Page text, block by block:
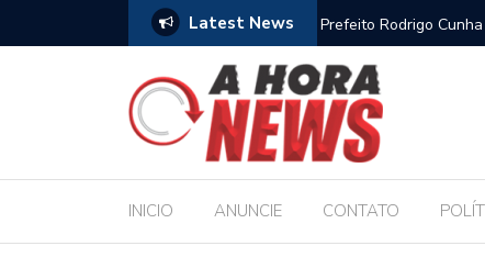
Latest News
escolares e sanciona jornada de 30 horas
Escola Massa
pública de Maceió
INICIO ANUNCIE CONTATO